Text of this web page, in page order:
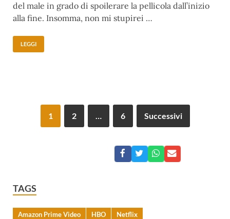
del male in grado di spoilerare la pellicola dall’inizio
alla fine. Insomma, non mi stupirei …
LEGGI
1 2 … 6 Successivi
TAGS
Amazon Prime Video HBO
Netflix